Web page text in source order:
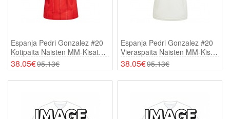
Espanja Pedri Gonzalez #20
Kotipaita Naisten MM-Kisat
2026 Lyhythihainen
38.05€95.13€
Espanja Pedri Gonzalez #20
Vieraspaita Naisten MM-Kisat
2026 Lyhythihainen
38.05€95.13€